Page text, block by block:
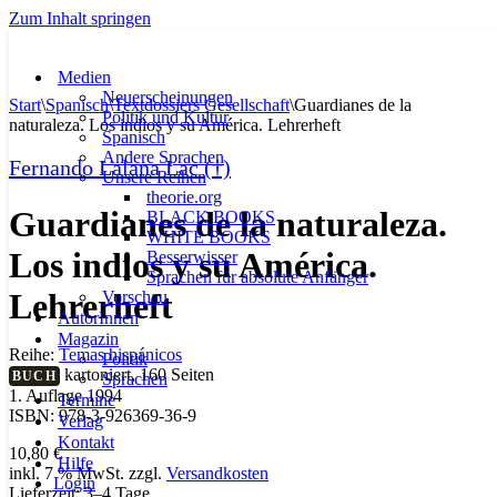
Zum Inhalt springen
Medien
Neuerscheinungen
Politik und Kultur
Spanisch
Andere Sprachen
Unsere Reihen
theorie.org
BLACK BOOKS
WHITE BOOKS
Besserwisser
Sprachen für absolute Anfänger
Vorschau
AutorInnen
Magazin
Politik
Sprachen
Termine
Verlag
Kontakt
Hilfe
Login
Start\Spanisch\Textdossiers Gesellschaft\Guardianes de la
naturaleza. Los indios y su América. Lehrerheft
Fernando Lalana Lac (†)
Guardianes de la naturaleza.
Los indios y su América.
Lehrerheft
Reihe: Temas hispánicos
BUCH kartoniert, 160 Seiten
1. Auflage 1994
ISBN: 978-3-926369-36-9
10,80 €
inkl. 7 % MwSt. zzgl. Versandkosten